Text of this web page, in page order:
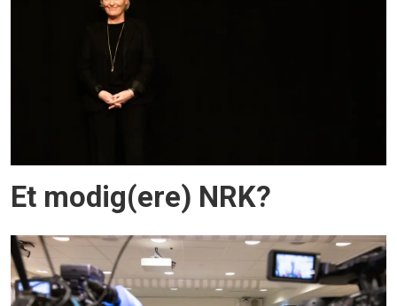
njaastad
Et modig(ere) NRK?